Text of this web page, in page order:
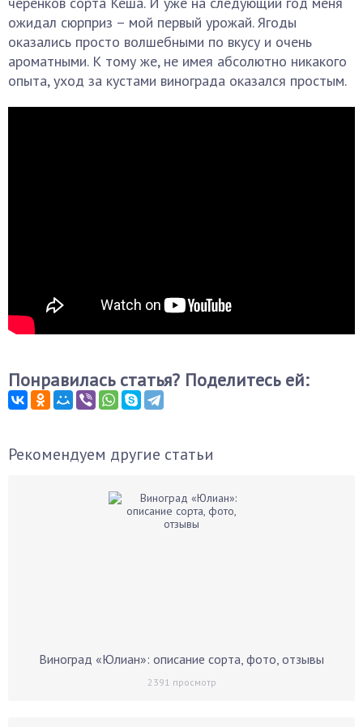
ожидал сюрприз – мой первый урожай. Ягоды
оказались просто волшебными по вкусу и очень
ароматными. К тому же, не имея абсолютно никакого
опыта, уход за кустами винограда оказался простым.
Понравилась статья? Поделитесь ей:
Рекомендуем другие статьи
Виноград «Юлиан»: описание сорта, фото, отзывы
2391 просмотр